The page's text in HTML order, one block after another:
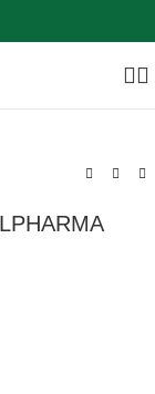
- 3886572748